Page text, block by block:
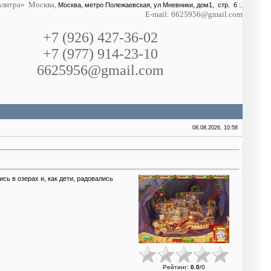
Москва, Москва, метро Полежаевская, ул Мневники, дом1, стр. 6 :.
E-mail: 6625956@gmail.com
+7 (926) 427-36-02
+7 (977) 914-23-10
6625956@gmail.com
08.08.2026, 10:58
в озерах и, как дети, радовались
Рейтинг: 0.0/0